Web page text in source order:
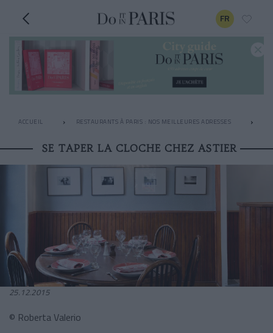
FR
ACCUEIL RESTAURANTS À PARIS : NOS MEILLEURES ADRESSES
SE TAPER LA CLOCHE CHEZ ASTIER
25.12.2015
© Roberta Valerio